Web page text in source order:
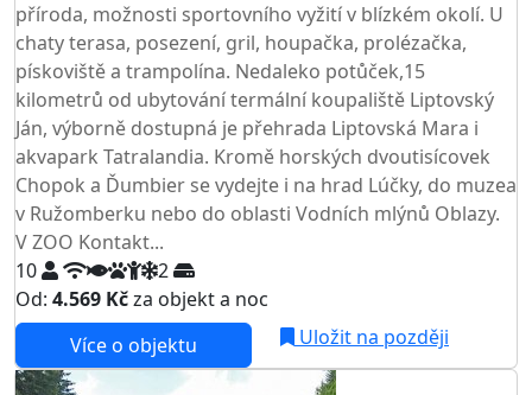
příroda, možnosti sportovního vyžití v blízkém okolí. U
chaty terasa, posezení, gril, houpačka, prolézačka,
pískoviště a trampolína. Nedaleko potůček,15
kilometrů od ubytování termální koupaliště Liptovský
Ján, výborně dostupná je přehrada Liptovská Mara i
akvapark Tatralandia. Kromě horských dvoutisícovek
Chopok a Ďumbier se vydejte i na hrad Lúčky, do muzea
v Ružomberku nebo do oblasti Vodních mlýnů Oblazy.
V ZOO Kontakt...
10
2
Od: 4.569 Kčza objekt a noc
Více o objektu
Uložit na později